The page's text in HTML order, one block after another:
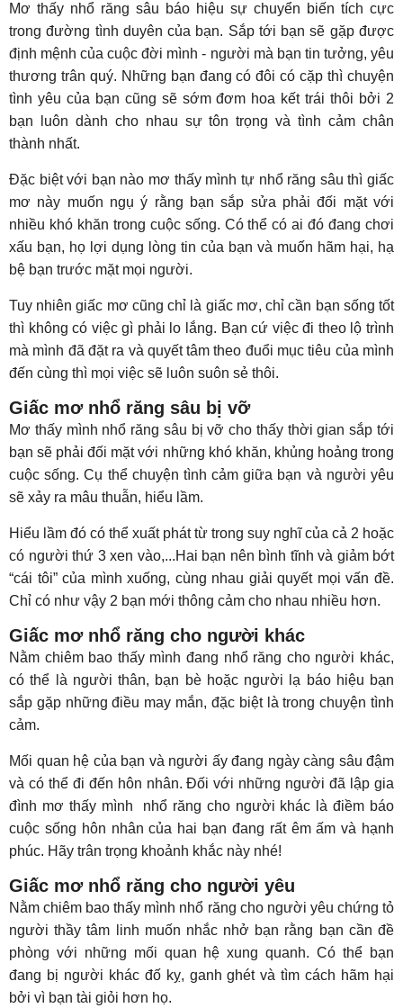
Mơ thấy nhổ răng sâu báo hiệu sự chuyển biến tích cực
trong đường tình duyên của bạn. Sắp tới bạn sẽ gặp được
định mệnh của cuộc đời mình - người mà bạn tin tưởng, yêu
thương trân quý. Những bạn đang có đôi có cặp thì chuyện
tình yêu của bạn cũng sẽ sớm đơm hoa kết trái thôi bởi 2
bạn luôn dành cho nhau sự tôn trọng và tình cảm chân
thành nhất.
Đặc biệt với bạn nào mơ thấy mình tự nhổ răng sâu thì giấc
mơ này muốn ngụ ý rằng bạn sắp sửa phải đối mặt với
nhiều khó khăn trong cuộc sống. Có thể có ai đó đang chơi
xấu bạn, họ lợi dụng lòng tin của bạn và muốn hãm hại, hạ
bệ bạn trước mặt mọi người.
Tuy nhiên giấc mơ cũng chỉ là giấc mơ, chỉ cần bạn sống tốt
thì không có việc gì phải lo lắng. Bạn cứ việc đi theo lộ trình
mà mình đã đặt ra và quyết tâm theo đuổi mục tiêu của mình
đến cùng thì mọi việc sẽ luôn suôn sẻ thôi.
Giấc mơ nhổ răng sâu bị vỡ
Mơ thấy mình nhổ răng sâu bị vỡ cho thấy thời gian sắp tới
bạn sẽ phải đối mặt với những khó khăn, khủng hoảng trong
cuộc sống. Cụ thể chuyện tình cảm giữa bạn và người yêu
sẽ xảy ra mâu thuẫn, hiểu lầm.
Hiểu lầm đó có thể xuất phát từ trong suy nghĩ của cả 2 hoặc
có người thứ 3 xen vào,...Hai bạn nên bình tĩnh và giảm bớt
“cái tôi” của mình xuống, cùng nhau giải quyết mọi vấn đề.
Chỉ có như vậy 2 bạn mới thông cảm cho nhau nhiều hơn.
Giấc mơ nhổ răng cho người khác
Nằm chiêm bao thấy mình đang nhổ răng cho người khác,
có thể là người thân, bạn bè hoặc người lạ báo hiệu bạn
sắp gặp những điều may mắn, đặc biệt là trong chuyện tình
cảm.
Mối quan hệ của bạn và người ấy đang ngày càng sâu đậm
và có thể đi đến hôn nhân. Đối với những người đã lập gia
đình mơ thấy mình nhổ răng cho người khác là điềm báo
cuộc sống hôn nhân của hai bạn đang rất êm ấm và hạnh
phúc. Hãy trân trọng khoảnh khắc này nhé!
Giấc mơ nhổ răng cho người yêu
Nằm chiêm bao thấy mình nhổ răng cho người yêu chứng tỏ
người thầy tâm linh muốn nhắc nhở bạn rằng bạn cần đề
phòng với những mối quan hệ xung quanh. Có thể bạn
đang bị người khác đố kỵ, ganh ghét và tìm cách hãm hại
bởi vì bạn tài giỏi hơn họ.